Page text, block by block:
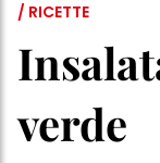
/ RICETTE
verde